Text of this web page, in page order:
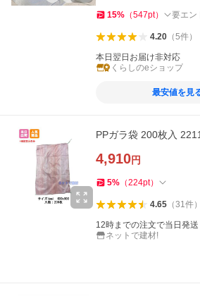
15% （547pt） 要エン
4.20（5件）
本日翌日お届け非対応
くらしのeショップ
最安値を見
PPガラ袋 200枚入
4,910円
5% （224pt）
4.65（31件）
12時までの注文で当日発送
ネットで建材!